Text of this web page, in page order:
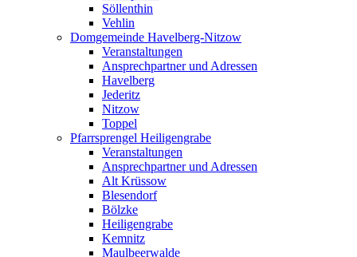
Söllenthin
Vehlin
Domgemeinde Havelberg-Nitzow
Veranstaltungen
Ansprechpartner und Adressen
Havelberg
Jederitz
Nitzow
Toppel
Pfarrsprengel Heiligengrabe
Veranstaltungen
Ansprechpartner und Adressen
Alt Krüssow
Blesendorf
Bölzke
Heiligengrabe
Kemnitz
Maulbeerwalde